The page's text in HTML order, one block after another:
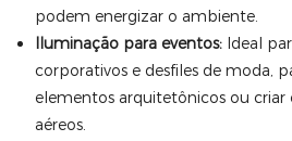
podem energizar o ambiente.
Iluminação para eventos:Ideal
corporativos e desfiles de moda,
elementos arquitetônicos ou criar
aéreos.